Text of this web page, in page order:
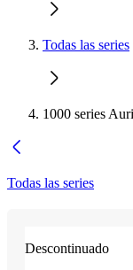
Todas las series
1000 series
Todas las series
Descontinuado